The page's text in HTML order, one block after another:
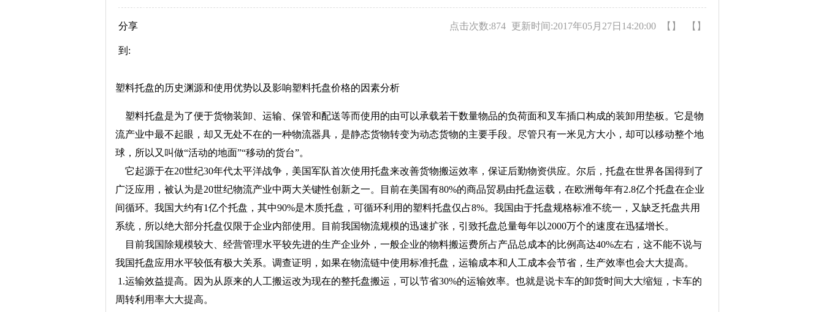
分享
到:
点击次数:874 更新时间:2017年05月27日14:20:00 【】 【】
塑料托盘的历史渊源和使用优势以及影响塑料托盘价格的因素分析
塑料托盘是为了便于货物装卸、运输、保管和配送等而使用的由可以承载若干数量物品的负荷面和叉车插口构成的装卸用垫板。它是物
流产业中最不起眼，却又无处不在的一种物流器具，是静态货物转变为动态货物的主要手段。尽管只有一米见方大小，却可以移动整个地
球，所以又叫做“活动的地面”“移动的货台”。
它起源于在20世纪30年代太平洋战争，美国军队首次使用托盘来改善货物搬运效率，保证后勤物资供应。尔后，托盘在世界各国得到了
广泛应用，被认为是20世纪物流产业中两大关键性创新之一。目前在美国有80%的商品贸易由托盘运载，在欧洲每年有2.8亿个托盘在企业
间循环。我国大约有1亿个托盘，其中90%是木质托盘，可循环利用的塑料托盘仅占8%。我国由于托盘规格标准不统一，又缺乏托盘共用
系统，所以绝大部分托盘仅限于企业内部使用。目前我国物流规模的迅速扩张，引致托盘总量每年以2000万个的速度在迅猛增长。
目前我国除规模较大、经营管理水平较先进的生产企业外，一般企业的物料搬运费所占产品总成本的比例高达40%左右，这不能不说与
我国托盘应用水平较低有极大关系。调查证明，如果在物流链中使用标准托盘，运输成本和人工成本会节省，生产效率也会大大提高。
1.运输效益提高。因为从原来的人工搬运改为现在的整托盘搬运，可以节省30%的运输效率。也就是说卡车的卸货时间大大缩短，卡车的
周转利用率大大提高。